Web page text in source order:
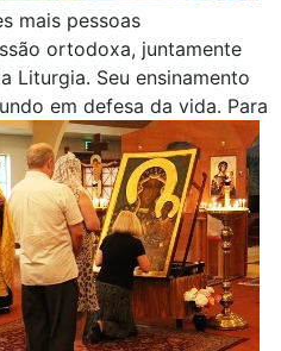
mais pessoas
ortodoxa, juntamente
Liturgia. Seu ensinamento
em defesa da vida. Para